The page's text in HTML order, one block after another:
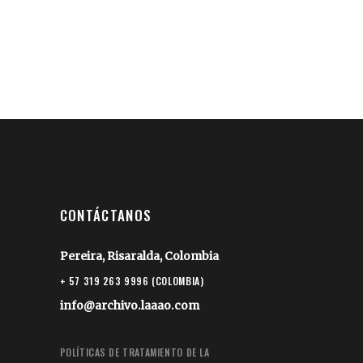
CONTÁCTANOS
Pereira, Risaralda, Colombia
+ 57 319 263 9996 (COLOMBIA)
info@archivo.laaao.com
POLÍTICAS DE TRATAMIENTO DE LA